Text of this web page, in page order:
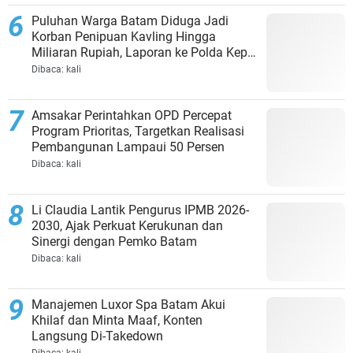
Puluhan Warga Batam Diduga Jadi
Korban Penipuan Kavling Hingga
Miliaran Rupiah, Laporan ke Polda Kepri
Jalan di Tempat?
Dibaca: kali
Amsakar Perintahkan OPD Percepat
Program Prioritas, Targetkan Realisasi
Pembangunan Lampaui 50 Persen
Dibaca: kali
Li Claudia Lantik Pengurus IPMB 2026-
2030, Ajak Perkuat Kerukunan dan
Sinergi dengan Pemko Batam
Dibaca: kali
Manajemen Luxor Spa Batam Akui
Khilaf dan Minta Maaf, Konten
Langsung Di-Takedown